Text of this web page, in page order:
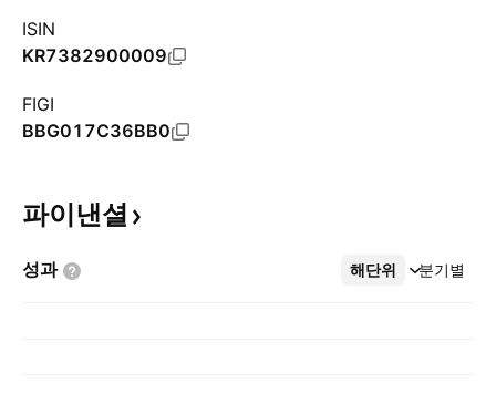
ISIN
KR7382900009
FIGI
BBG017C36BB0
파이낸셜
성과 해단위 분기별
더보기